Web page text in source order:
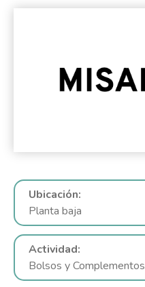
Ubicación:
Planta baja
Actividad:
Bolsos y Complementos